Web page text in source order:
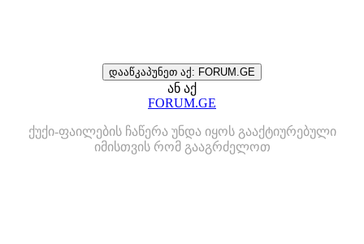
დააწკაპუნეთ აქ: FORUM.GE
ან აქ
FORUM.GE
ქუქი-ფაილების ჩაწერა უნდა იყოს გააქტიურებული
იმისთვის რომ გააგრძელოთ